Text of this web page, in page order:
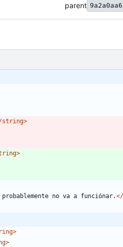
parent
string>
no va a funciónar.